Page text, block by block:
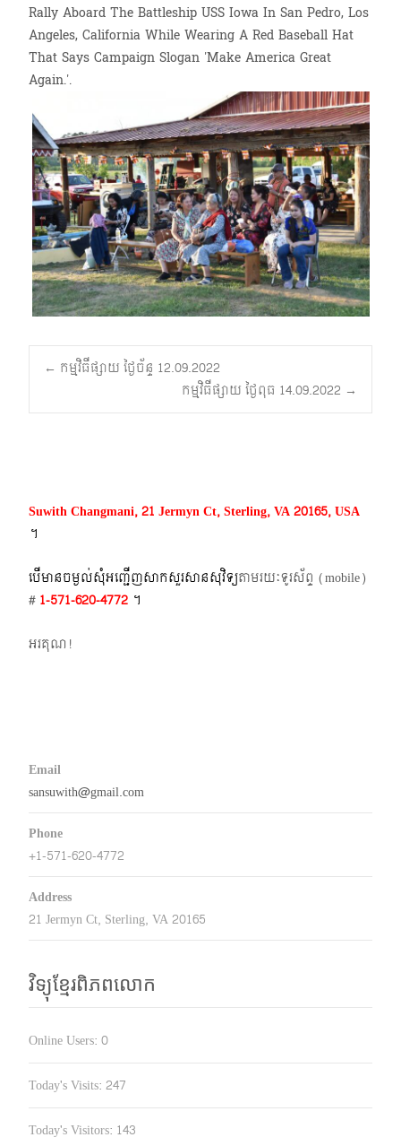
Post
navigation
← កម្មវិធីផ្សាយ ថ្ងៃច័ន្ទ 12.09.2022
កម្មវិធីផ្សាយ ថ្ងៃពុធ 14.09.2022 →
Suwith Changmani, 21 Jermyn Ct, Sterling, VA 20165, USA
។​
បើមានចម្ងល់​សុំអញ្ជើញសាកសួរសានសុវិទ្យតាមរយៈទូរស័ព្ទ​ (mobile)​
# 1-571-620-4772​ ។
អរគុណ!
Email
sansuwith@gmail.com
Phone
+1-571-620-4772
Address
21 Jermyn Ct, Sterling, VA 20165
វិទ្យុខ្មែរពិភពលោក
Online Users: 0
Today's Visits: 247
Today's Visitors: 143